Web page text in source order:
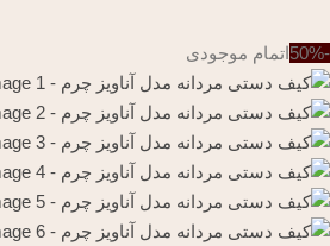
-50% اتمام موجودی